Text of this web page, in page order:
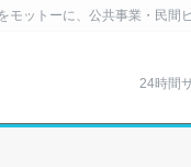
モットーに、公共事業・民間
24時間